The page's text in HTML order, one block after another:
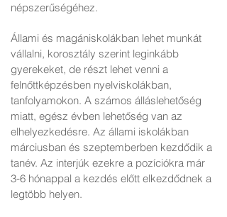
népszerűségéhez.
Állami és magániskolákban lehet munkát
vállalni, korosztály szerint leginkább
gyerekeket, de részt lehet venni a
felnőttképzésben nyelviskolákban,
tanfolyamokon. A számos álláslehetőség
miatt, egész évben lehetőség van az
elhelyezkedésre. Az állami iskolákban
márciusban és szeptemberben kezdődik a
tanév. Az interjúk ezekre a pozíciókra már
3-6 hónappal a kezdés előtt elkezdődnek a
legtöbb helyen.